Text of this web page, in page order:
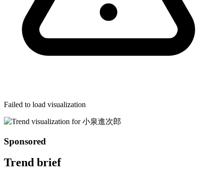
Failed to load visualization
Sponsored
Trend brief